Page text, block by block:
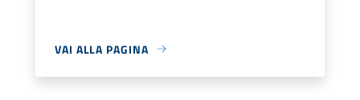
VAI ALLA PAGINA